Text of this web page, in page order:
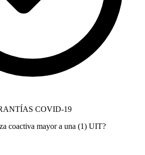
COVID-19
coactiva mayor a una (1) UIT?